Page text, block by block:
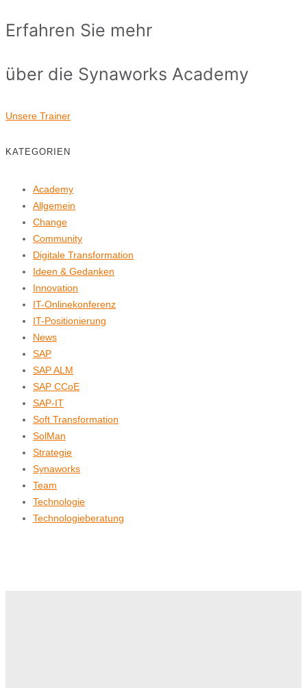
Erfahren Sie mehr
über die Synaworks Academy
Unsere Trainer
KATEGORIEN
Academy
Allgemein
Change
Community
Digitale Transformation
Ideen & Gedanken
Innovation
IT-Onlinekonferenz
IT-Positionierung
News
SAP
SAP ALM
SAP CCoE
SAP-IT
Soft Transformation
SolMan
Strategie
Synaworks
Team
Technologie
Technologieberatung